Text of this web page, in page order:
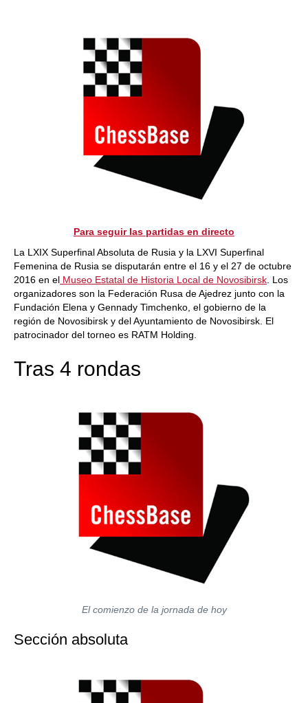
Para seguir las partidas en directo
La LXIX Superfinal Absoluta de Rusia y la LXVI Superfinal
Femenina de Rusia se disputarán entre el 16 y el 27 de octubre
2016 en el Museo Estatal de Historia Local de Novosibirsk . Los
organizadores son la Federación Rusa de Ajedrez junto con la
Fundación Elena y Gennady Timchenko, el gobierno de la
región de Novosibirsk y del Ayuntamiento de Novosibirsk. El
patrocinador del torneo es RATM Holding.
Tras 4 rondas
El comienzo de la jornada de hoy
Sección absoluta